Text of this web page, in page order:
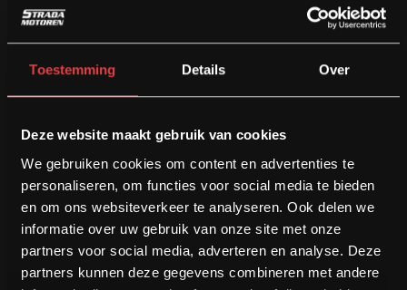
Toestemming Details Over
Deze website maakt gebruik van cookies
We gebruiken cookies om content en advertenties te
personaliseren, om functies voor social media te bieden
en om ons websiteverkeer te analyseren. Ook delen we
informatie over uw gebruik van onze site met onze
partners voor social media, adverteren en analyse. Deze
partners kunnen deze gegevens combineren met andere
NU RIJDEN! BETALEN DOE JE MET MATE
MOTOR VERKOPEN?
€ 19450
€ 18450